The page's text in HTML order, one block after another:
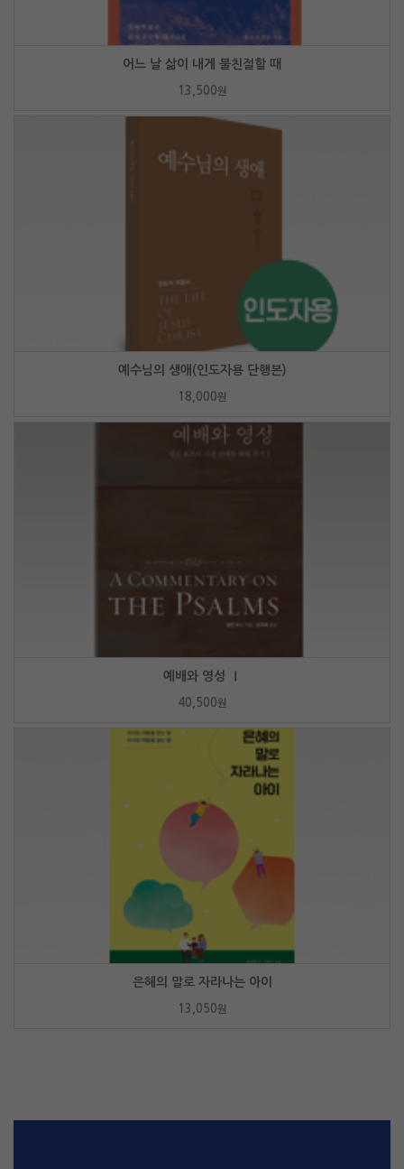
어느 날 삶이 내게 불친절할 때
13,500원
예수님의 생애(인도자용 단행본)
18,000원
예배와 영성 Ⅰ
40,500원
은혜의 말로 자라나는 아이
13,050원